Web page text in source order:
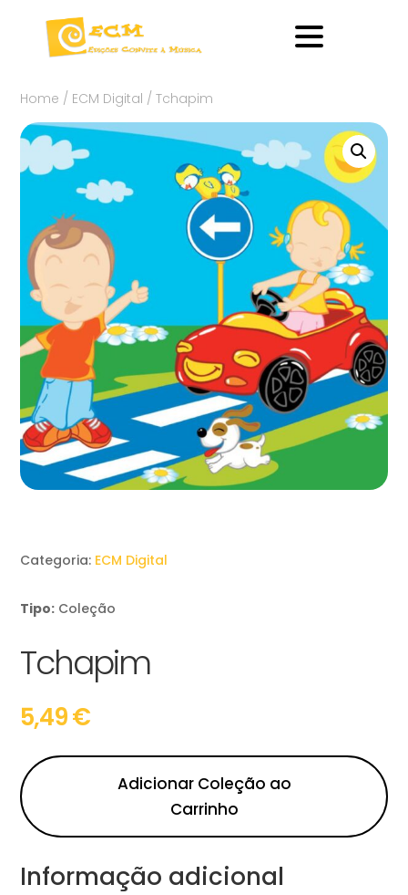
Home / ECM Digital / Tchapim
Categoria: ECM Digital
Tipo: Coleção
Tchapim
5,49€
Adicionar Coleção ao
Carrinho
Informação adicional